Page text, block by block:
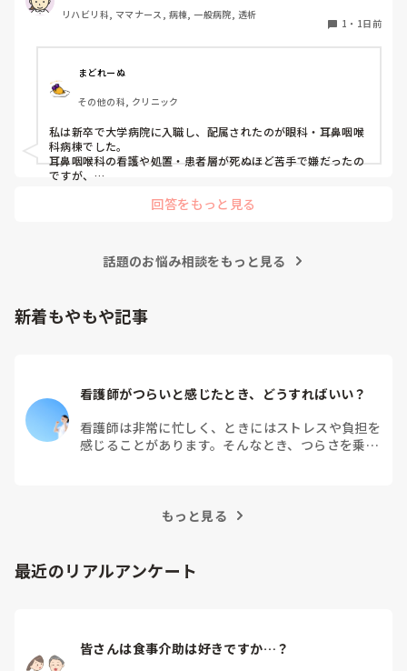
の参考にさせていただきたいです😭
リハビリ科, ママナース, 病棟, 一般病院, 透析
1 ・ 1日前
まどれーぬ
その他の科, クリニック
私は新卒で大学病院に入職し、配属されたのが眼科・耳鼻咽喉
科病棟でした。
耳鼻咽喉科の看護や処置・患者層が死ぬほど苦手で嫌だったの
ですが、
異動の声がかかる前に眼科クリニックに転職しました。
回答をもっと見る
話題のお悩み相談をもっと見る
新着もやもや記事
看護師がつらいと感じたとき、どうすればいい？
看護師は非常に忙しく、ときにはストレスや負担を
感じることがあります。そんなとき、つらさを乗り
もっと見る
最近のリアルアンケート
皆さんは食事介助は好きですか…？